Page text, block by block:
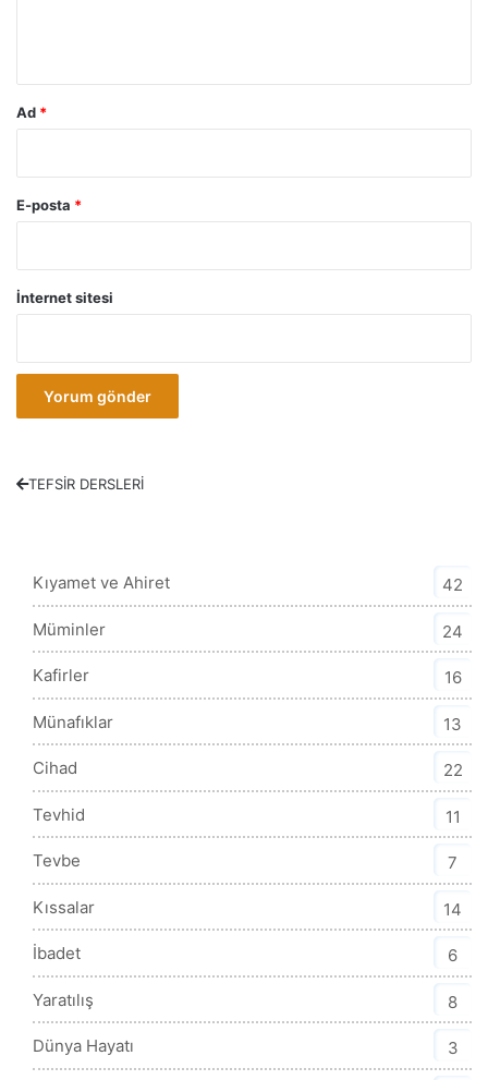
Ad *
E-posta *
İnternet sitesi
TEFSİR DERSLERİ
Kıyamet ve Ahiret 42
Müminler 24
Kafirler 16
Münafıklar 13
Cihad 22
Tevhid 11
Tevbe 7
Kıssalar 14
İbadet 6
Yaratılış 8
Dünya Hayatı 3